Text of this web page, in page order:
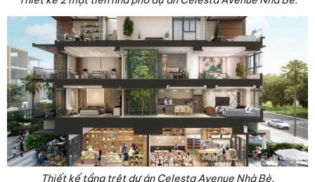
Thiết kế tầng trệt dự án Celesta Avenue Nhà Bè.